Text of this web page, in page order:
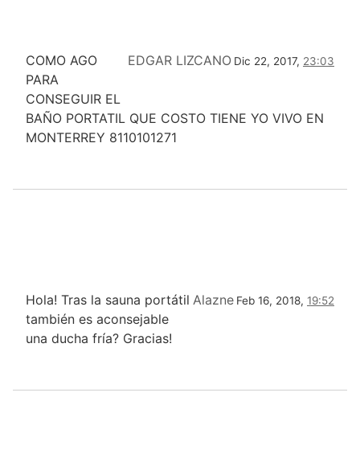
EDGAR LIZCANO Dic 22, 2017, 23:03
COMO AGO
PARA
CONSEGUIR EL
BAÑO PORTATIL QUE COSTO TIENE YO VIVO EN
MONTERREY 8110101271
Alazne Feb 16, 2018, 19:52
Hola! Tras la sauna portátil
también es aconsejable
una ducha fría? Gracias!